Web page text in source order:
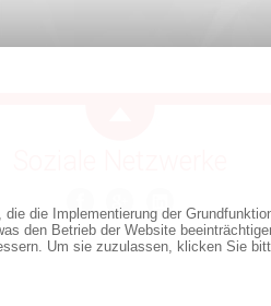
die Implementierung der
den Betrieb der Website
Um sie zuzulassen, klicken Sie